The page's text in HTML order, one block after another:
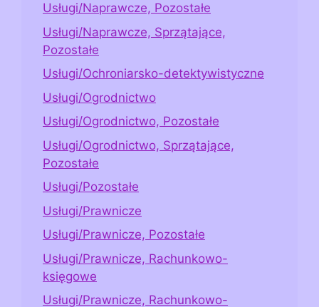
Usługi/Naprawcze, Pozostałe
Usługi/Naprawcze, Sprzątające,
Pozostałe
Usługi/Ochroniarsko-detektywistyczne
Usługi/Ogrodnictwo
Usługi/Ogrodnictwo, Pozostałe
Usługi/Ogrodnictwo, Sprzątające,
Pozostałe
Usługi/Pozostałe
Usługi/Prawnicze
Usługi/Prawnicze, Pozostałe
Usługi/Prawnicze, Rachunkowo-
księgowe
Usługi/Prawnicze, Rachunkowo-